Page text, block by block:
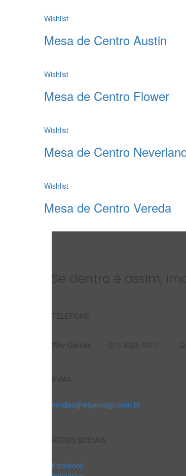
Wishlist
Mesa de Centro Austin
Wishlist
Mesa de Centro Flower
Wishlist
Mesa de Centro
Wishlist
Mesa de Centro Vereda
Se dentro é assim,
TELEFONE
Way Garden (21) 3325-0077
EMAIL
vendas@waydesign.com.br
REDES SOCIAIS
Facebook